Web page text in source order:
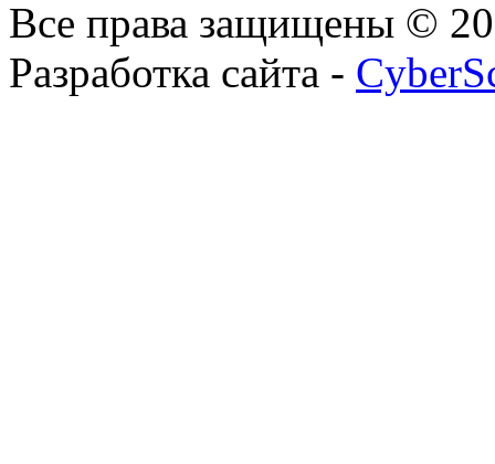
Все права защищены ©
Разработка сайта -